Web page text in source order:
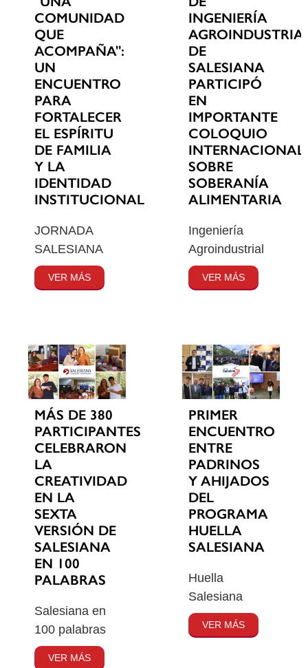
COMUNIDAD
QUE
ACOMPAÑA":
UN
ENCUENTRO
PARA
FORTALECER
EL ESPÍRITU
DE FAMILIA
Y LA
IDENTIDAD
INSTITUCIONAL
JORNADA
SALESIANA
VER MÁS
INGENIERÍA
DE
SALESIANA
PARTICIPÓ
EN
IMPORTANTE
COLOQUIO
INTERNACIONAL
SOBRE
SOBERANÍA
ALIMENTARIA
Ingeniería
Agroindustrial
VER MÁS
MÁS DE 380
PARTICIPANTES
CELEBRARON
LA
CREATIVIDAD
EN LA
SEXTA
VERSIÓN DE
SALESIANA
EN 100
PALABRAS
Salesiana en
100 palabras
VER MÁS
PRIMER
ENCUENTRO
ENTRE
PADRINOS
Y AHIJADOS
DEL
PROGRAMA
HUELLA
SALESIANA
Huella
Salesiana
VER MÁS